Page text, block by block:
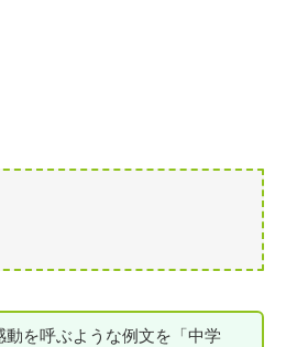
動を呼ぶような例文を「中学